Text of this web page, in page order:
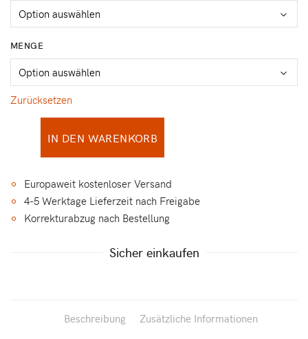
MENGE
Zurücksetzen
IN DEN WARENKORB
Europaweit kostenloser Versand
4-5 Werktage Lieferzeit nach Freigabe
Korrekturabzug nach Bestellung
Sicher einkaufen
Beschreibung Zusätzliche Informationen